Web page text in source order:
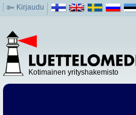
Kirjaudu
Kotimainen yrityshakemisto